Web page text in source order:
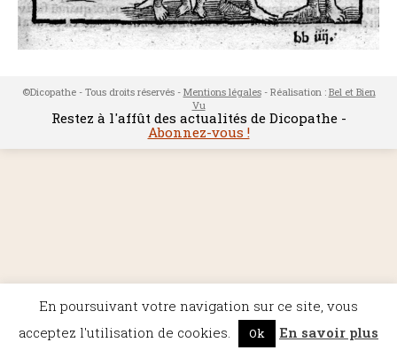
©Dicopathe - Tous droits réservés - Mentions légales- Réalisation : Bel et Bien
Vu
Restez à l'affût des actualités de Dicopathe -
Abonnez-vous !
En poursuivant votre navigation sur ce site, vous
acceptez l'utilisation de cookies.
Ok En savoir plus